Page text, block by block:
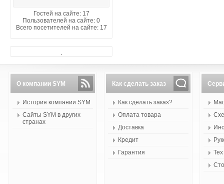
Гостей на сайте: 17
Пользователей на сайте: 0
Всего посетителей на сайте: 17
.
О компании SYM
История компании SYM
Сайты SYM в других
странах
Как сделать заказ
Как сделать заказ?
Оплата товара
Доставка
Кредит
Гарантия